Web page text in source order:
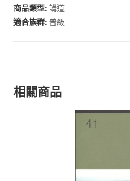
商品類型:講道
適合族群:普級
相關商品